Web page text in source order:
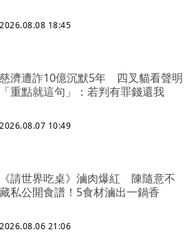
2026.08.08 18:45
慈濟遭詐10億沉默5年 四叉貓看聲明
「重點就這句」：若判有罪錢還我
2026.08.07 10:49
《請世界吃桌》滷肉爆紅 陳隨意不
藏私公開食譜！5食材滷出一鍋香
2026.08.06 21:06